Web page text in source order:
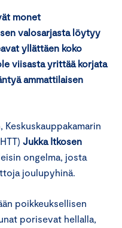
monet
valosarjasta löytyy
yllättäen koko
viisasta yrittää korjata
ammattilaisen
Keskuskauppakamarin
Jukka Itkosen
ongelma, josta
joulupyhinä.
poikkeuksellisen
porisevat hellalla,